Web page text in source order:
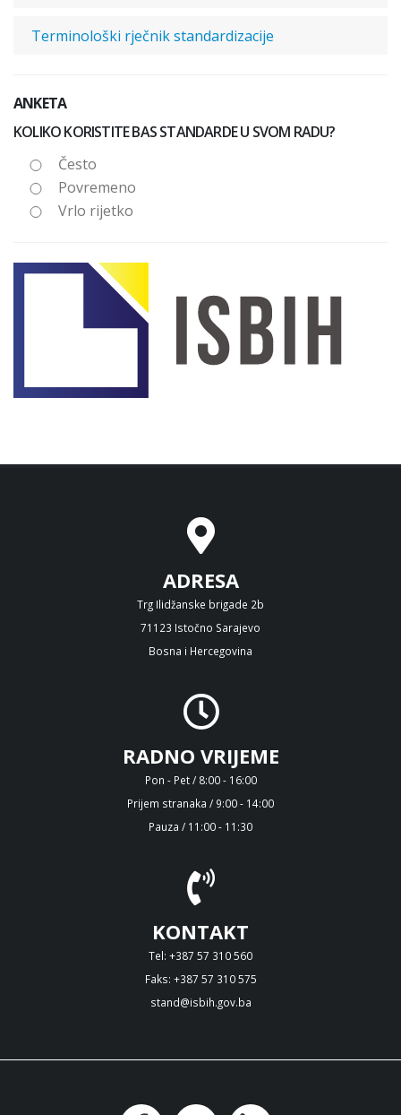
Terminološki rječnik standardizacije
ANKETA
KOLIKO KORISTITE BAS STANDARDE U SVOM RADU?
Često
Povremeno
Vrlo rijetko
ADRESA
Trg Ilidžanske brigade 2b
71123 Istočno Sarajevo
Bosna i Hercegovina
RADNO VRIJEME
Pon - Pet / 8:00 - 16:00
Prijem stranaka / 9:00 - 14:00
Pauza / 11:00 - 11:30
KONTAKT
Tel: +387 57 310 560
Faks: +387 57 310 575
stand@isbih.gov.ba